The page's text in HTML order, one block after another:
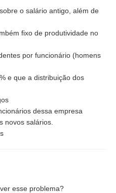
o salário antigo, além de
fixo de produtividade no
por funcionário (homens
e que a distribuição dos
dessa empresa
novos salários.
esse problema?